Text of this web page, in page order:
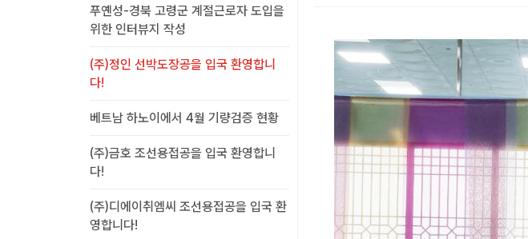
푸옌성-경북 고령군 계절근로자 도입을
위한 인터뷰지 작성
(주)정인 선박도장공을 입국 환영합니
다!
베트남 하노이에서 4월 기량검증 현황
(주)금호 조선용접공을 입국 환영합니
다!
(주)디에이취엠씨 조선용접공을 입국 환
영합니다!